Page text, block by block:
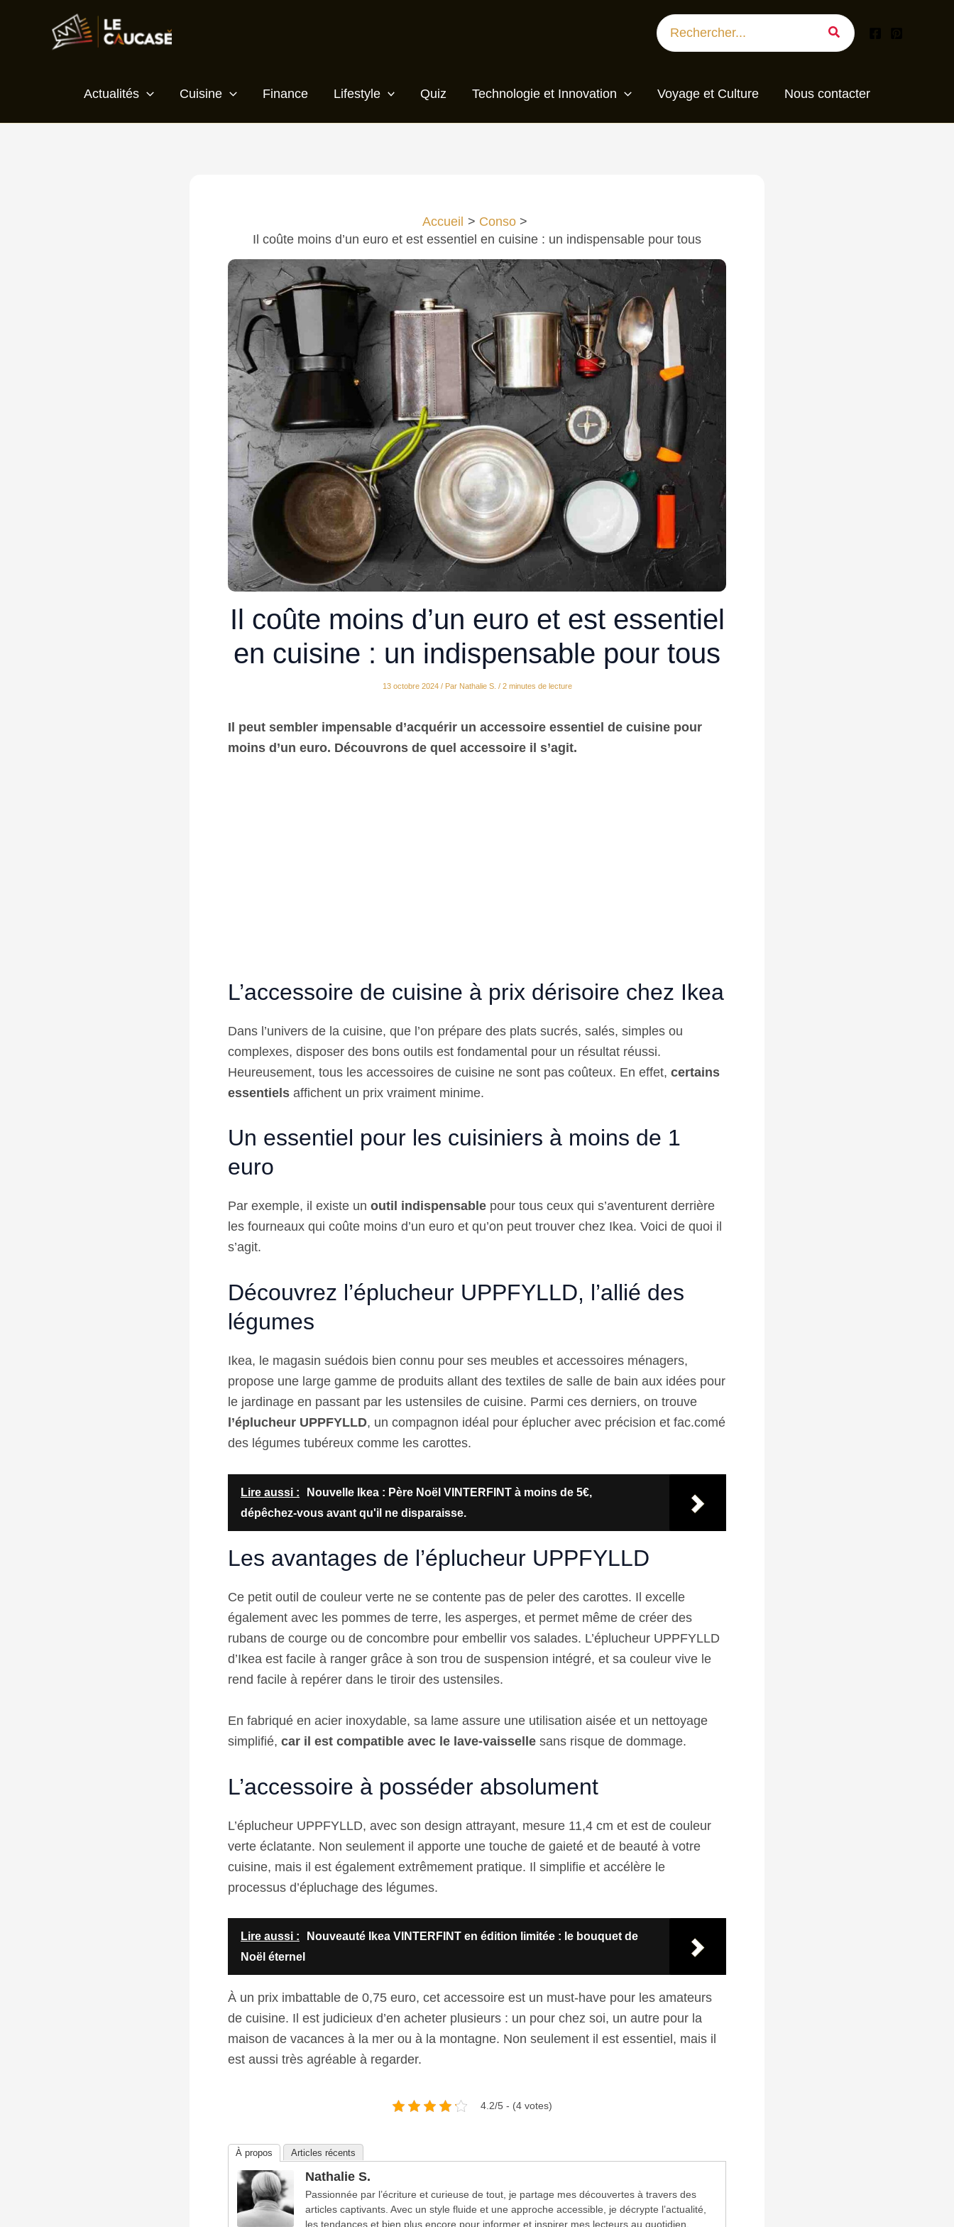
Search
for:
Actualités Cuisine Finance Lifestyle Quiz Technologie et Innovation Voyage et Culture Nous contacter
Accueil
Conso
Il coûte moins d’un euro et est essentiel en cuisine : un indispensable pour tous
Il coûte moins d’un euro et est essentiel
en cuisine : un indispensable pour tous
13 octobre 2024 / Par Nathalie S. / 2 minutes de lecture
Il peut sembler impensable d’acquérir un accessoire essentiel de cuisine pour
moins d’un euro. Découvrons de quel accessoire il s’agit.
L’accessoire de cuisine à prix dérisoire chez Ikea
Dans l’univers de la cuisine, que l’on prépare des plats sucrés, salés, simples ou
complexes, disposer des bons outils est fondamental pour un résultat réussi.
Heureusement, tous les accessoires de cuisine ne sont pas coûteux. En effet, certains
essentiels affichent un prix vraiment minime.
Un essentiel pour les cuisiniers à moins de 1
euro
Par exemple, il existe un outil indispensable pour tous ceux qui s’aventurent derrière
les fourneaux qui coûte moins d’un euro et qu’on peut trouver chez Ikea. Voici de quoi il
s’agit.
Découvrez l’éplucheur UPPFYLLD, l’allié des
légumes
Ikea, le magasin suédois bien connu pour ses meubles et accessoires ménagers,
propose une large gamme de produits allant des textiles de salle de bain aux idées pour
le jardinage en passant par les ustensiles de cuisine. Parmi ces derniers, on trouve
l’éplucheur UPPFYLLD, un compagnon idéal pour éplucher avec précision et fac.comé
des légumes tubéreux comme les carottes.
Lire aussi :
Nouvelle Ikea : Père Noël VINTERFINT à moins de 5€,
dépêchez-vous avant qu'il ne disparaisse.
Les avantages de l’éplucheur UPPFYLLD
Ce petit outil de couleur verte ne se contente pas de peler des carottes. Il excelle
également avec les pommes de terre, les asperges, et permet même de créer des
rubans de courge ou de concombre pour embellir vos salades. L’éplucheur UPPFYLLD
d’Ikea est facile à ranger grâce à son trou de suspension intégré, et sa couleur vive le
rend facile à repérer dans le tiroir des ustensiles.
En fabriqué en acier inoxydable, sa lame assure une utilisation aisée et un nettoyage
simplifié, car il est compatible avec le lave-vaisselle sans risque de dommage.
L’accessoire à posséder absolument
L’éplucheur UPPFYLLD, avec son design attrayant, mesure 11,4 cm et est de couleur
verte éclatante. Non seulement il apporte une touche de gaieté et de beauté à votre
cuisine, mais il est également extrêmement pratique. Il simplifie et accélère le
processus d’épluchage des légumes.
Lire aussi :
Nouveauté Ikea VINTERFINT en édition limitée : le bouquet de
Noël éternel
À un prix imbattable de 0,75 euro, cet accessoire est un must-have pour les amateurs
de cuisine. Il est judicieux d’en acheter plusieurs : un pour chez soi, un autre pour la
maison de vacances à la mer ou à la montagne. Non seulement il est essentiel, mais il
est aussi très agréable à regarder.
4.2/5 - (4 votes)
À propos Articles récents
Nathalie S.
Passionnée par l’écriture et curieuse de tout, je partage mes découvertes à travers des
articles captivants. Avec un style fluide et une approche accessible, je décrypte l’actualité,
les tendances et bien plus encore pour informer et inspirer mes lecteurs au quotidien.